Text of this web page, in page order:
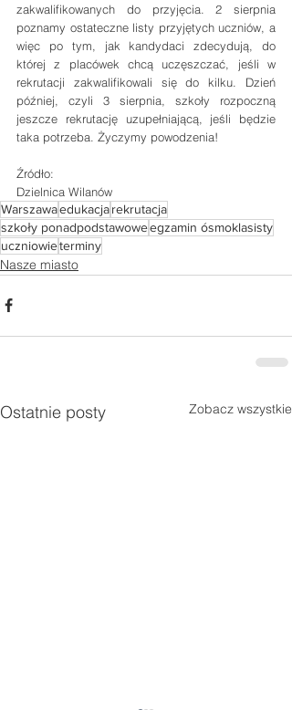
zakwalifikowanych do przyjęcia. 2 sierpnia
poznamy ostateczne listy przyjętych uczniów, a
więc po tym, jak kandydaci zdecydują, do
której z placówek chcą uczęszczać, jeśli w
rekrutacji zakwalifikowali się do kilku. Dzień
później, czyli 3 sierpnia, szkoły rozpoczną
jeszcze rekrutację uzupełniającą, jeśli będzie
taka potrzeba. Życzymy powodzenia!
Źródło:
Dzielnica Wilanów
Warszawaedukacjarekrutacja
szkoły ponadpodstawoweegzamin ósmoklasisty
uczniowieterminy
Nasze miasto
Ostatnie posty Zobacz wszystkie